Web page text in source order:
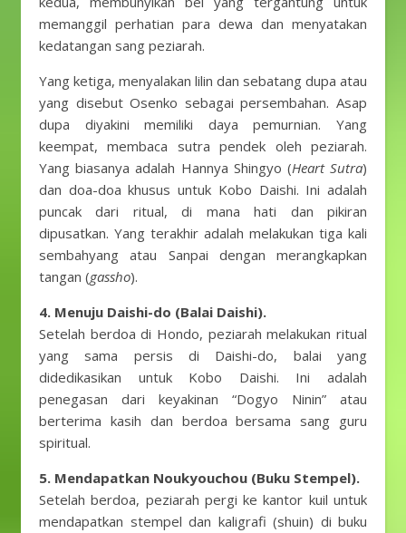
memanggil perhatian para dewa dan menyatakan
kedatangan sang peziarah.
Yang ketiga, menyalakan lilin dan sebatang dupa atau
yang disebut Osenko sebagai persembahan. Asap
dupa diyakini memiliki daya pemurnian. Yang
keempat, membaca sutra pendek oleh peziarah.
Yang biasanya adalah Hannya Shingyo (Heart Sutra)
dan doa-doa khusus untuk Kobo Daishi. Ini adalah
puncak dari ritual, di mana hati dan pikiran
dipusatkan. Yang terakhir adalah melakukan tiga kali
sembahyang atau Sanpai dengan merangkapkan
tangan (gassho).
4. Menuju Daishi-do (Balai Daishi).
Setelah berdoa di Hondo, peziarah melakukan ritual
yang sama persis di Daishi-do, balai yang
didedikasikan untuk Kobo Daishi. Ini adalah
penegasan dari keyakinan “Dogyo Ninin” atau
berterima kasih dan berdoa bersama sang guru
spiritual.
5. Mendapatkan Noukyouchou (Buku Stempel).
Setelah berdoa, peziarah pergi ke kantor kuil untuk
mendapatkan stempel dan kaligrafi (shuin) di buku